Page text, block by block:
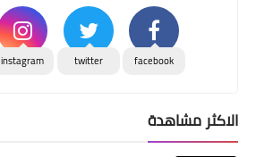
facebook
twitter
instagram
الاكثر مشاهدة